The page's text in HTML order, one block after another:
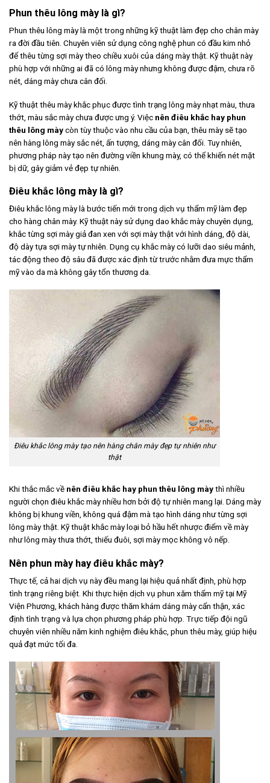
Phun thêu lông mày là gì?
Phun thêu lông mày là một trong những kỹ thuật làm đẹp cho chân mày
ra đời đầu tiên. Chuyên viên sử dụng công nghệ phun có đầu kim nhỏ
để thêu từng sợi mày theo chiều xuôi của dáng mày thật. Kỹ thuật này
phù hợp với những ai đã có lông mày nhưng không được đậm, chưa rõ
nét, dáng mày chưa cân đối.
Kỹ thuật thêu mày khắc phục được tình trạng lông mày nhạt màu, thưa
thớt, màu sắc mày chưa được ưng ý. Việc nên điêu khắc hay phun
thêu lông màycòn tùy thuộc vào nhu cầu của bạn, thêu mày sẽ tạo
nên hàng lông mày sắc nét, ấn tượng, dáng mày cân đối. Tuy nhiên,
phương pháp này tạo nên đường viền khung mày, có thể khiến nét mặt
bị dữ, gây giảm vẻ đẹp tự nhiên.
Điêu khắc lông mày là gì?
Điêu khắc lông mày là bước tiến mới trong dịch vụ thẩm mỹ làm đẹp
cho hàng chân mày. Kỹ thuật này sử dụng dao khắc mày chuyên dụng,
khắc từng sợi mày giả đan xen với sợi mày thật với hình dáng, độ dài,
độ dày tựa sợi mày tự nhiên. Dụng cụ khắc mày có lưỡi dao siêu mảnh,
tác động theo độ sâu đã được xác định từ trước nhằm đưa mực thẩm
mỹ vào da mà không gây tổn thương da.
Điêu khắc lông mày tạo nên hàng chân mày đẹp tự nhiên như
thật
Khi thắc mắc về nên điêu khắc hay phun thêu lông màythì nhiều
người chọn điêu khắc mày nhiều hơn bởi độ tự nhiên mang lại. Dáng mày
không bị khung viền, không quá đậm mà tạo hình dáng như từng sợi
lông mày thật. Kỹ thuật khắc mày loại bỏ hầu hết nhược điểm về mày
như lông mày thưa thớt, thiếu đuôi, sợi mày mọc không vô nếp.
Nên phun mày hay điêu khắc mày?
Thực tế, cả hai dịch vụ này đều mang lại hiệu quả nhất định, phù hợp
tình trạng riêng biệt. Khi thực hiện dịch vụ phun xăm thẩm mỹ tại Mỹ
Viện Phương, khách hàng được thăm khám dáng mày cẩn thận, xác
định tình trạng và lựa chọn phương pháp phù hợp. Trực tiếp đội ngũ
chuyên viên nhiều năm kinh nghiệm điêu khắc, phun thêu mày, giúp hiệu
quả đạt mức tối đa.